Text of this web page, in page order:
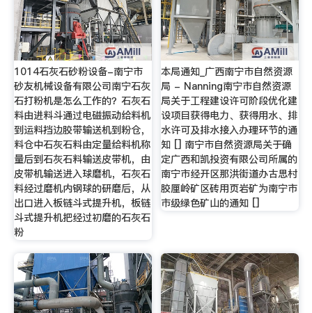
1014石灰石砂粉设备-南宁市
砂友机械设备有限公司南宁石灰
石打粉机是怎么工作的？石灰石
料由进料斗通过电磁振动给料机
到运料挡边胶带输送机到粉仓，
料仓中石灰石料由定量给料机称
量后到石灰石料输送皮带机，由
皮带机输送进入球磨机，石灰石
料经过磨机内钢球的研磨后，从
出口进入板链斗式提升机，板链
斗式提升机把经过初磨的石灰石
粉
本局通知_广西南宁市自然资源
局 - Nanning南宁市自然资源
局关于工程建设许可阶段优化建
设项目获得电力、获得用水、排
水许可及排水接入办理环节的通
知 [] 南宁市自然资源局关于确
定广西和凯投资有限公司所属的
南宁市经开区那洪街道办古思村
胶厘岭矿区砖用页岩矿为南宁市
市级绿色矿山的通知 []